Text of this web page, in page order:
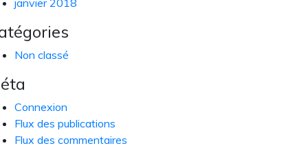
janvier 2018
Non classé
Connexion
Flux des publications
Flux des commentaires